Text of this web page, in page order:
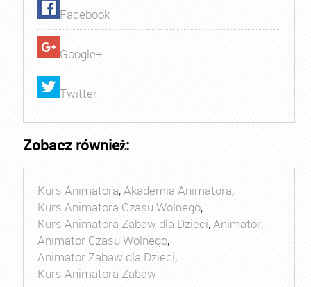
Facebook
Google+
Twitter
Zobacz również:
Kurs Animatora,Akademia Animatora,
Kurs Animatora Czasu Wolnego,
Kurs Animatora Zabaw dla Dzieci,Animator,
Animator Czasu Wolnego,
Animator Zabaw dla Dzieci,
Kurs Animatora Zabaw